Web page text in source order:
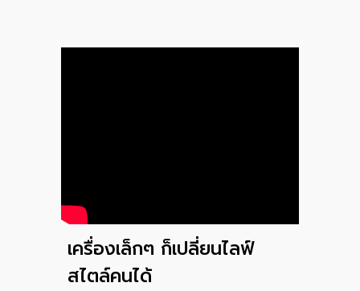
เครื่องเล็กๆ ก็เปลี่ยนไลฟ์
สไตล์คนได้